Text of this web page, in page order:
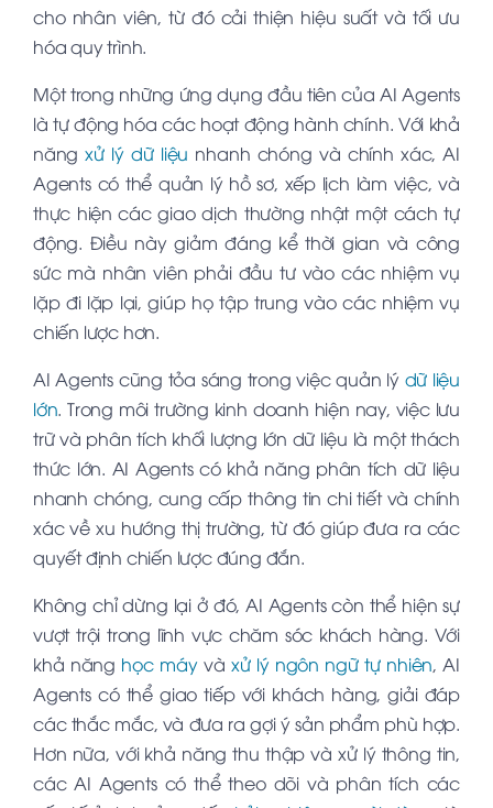
cho nhân viên, từ đó cải thiện hiệu suất và tối ưu
hóa quy trình.
Một trong những ứng dụng đầu tiên của AI Agents
là tự động hóa các hoạt động hành chính. Với khả
năngxử lý dữ liệu nhanh chóng và chính xác, AI
Agents có thể quản lý hồ sơ, xếp lịch làm việc, và
thực hiện các giao dịch thường nhật một cách tự
động. Điều này giảm đáng kể thời gian và công
sức mà nhân viên phải đầu tư vào các nhiệm vụ
lặp đi lặp lại, giúp họ tập trung vào các nhiệm vụ
chiến lược hơn.
AI Agents cũng tỏa sáng trong việc quản lý dữ liệu
lớn. Trong môi trường kinh doanh hiện nay, việc lưu
trữ và phân tích khối lượng lớn dữ liệu là một thách
thức lớn. AI Agents có khả năng phân tích dữ liệu
nhanh chóng, cung cấp thông tin chi tiết và chính
xác về xu hướng thị trường, từ đó giúp đưa ra các
quyết định chiến lược đúng đắn.
Không chỉ dừng lại ở đó, AI Agents còn thể hiện sự
vượt trội trong lĩnh vực chăm sóc khách hàng. Với
khả năng học máyvà xử lý ngôn ngữ tự nhiên, AI
Agents có thể giao tiếp với khách hàng, giải đáp
các thắc mắc, và đưa ra gợi ý sản phẩm phù hợp.
Hơn nữa, với khả năng thu thập và xử lý thông tin,
các AI Agents có thể theo dõi và phân tích các